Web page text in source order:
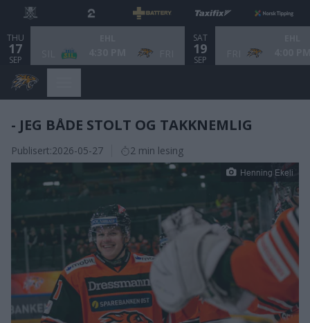
THU
17
SEP
SAT
19
SEP
- JEG BÅDE STOLT OG TAKKNEMLIG
Publisert:2026-05-27 2 min lesing
Henning Ekeli